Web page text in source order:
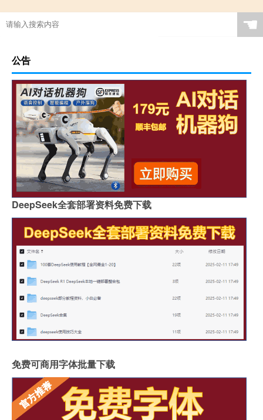
☚
公告
DeepSeek全套部署资料免费下载
免费可商用字体批量下载